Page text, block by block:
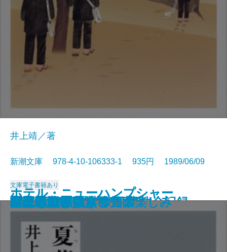
ホテル・ニューハンプシャー
〔上〕
ホテル・ニューハンプシャー
〔下〕
村上朝日堂の逆襲
長英逃亡〔上〕
長英逃亡〔下〕
吉原御免状
大垣行345M列車の殺意
墜落の夏―日航123便事故全記録―
新編 銀河鉄道の夜
夏草冬濤〔上〕
井上靖／著
新潮文庫 978-4-10-106333-1 935円 1989/06/09
文庫電子書籍あり
夏草冬濤〔下〕
打たれ強く生きる
バーボン・ストリート
アメリカ素描
ご依頼の件
江戸アルキ帖
白夜を旅する人々
小説のたくらみ、知の楽しみ
心に迫るパウロの言葉
夢見通りの人々